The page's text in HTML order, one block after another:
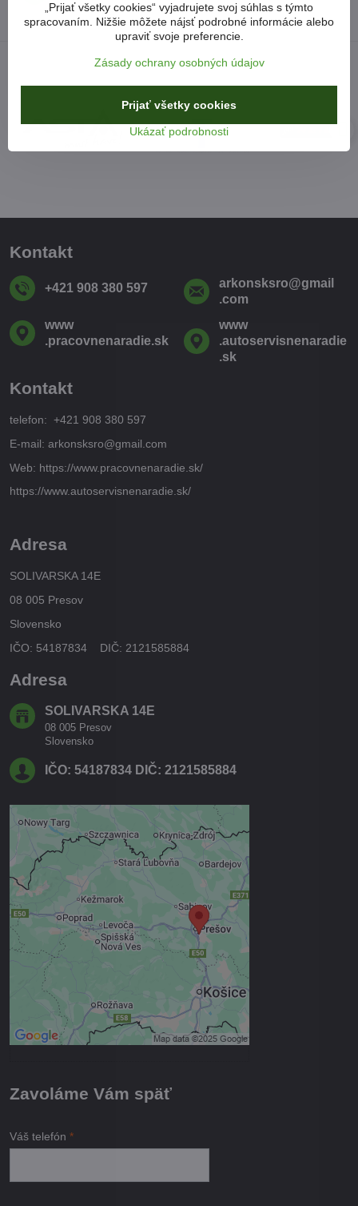
Kontakt
+421 908 380 597
arkonsksro​@gmail​
.com
www​
.pracovnenaradie​.sk
www​
.autoservisnenaradie​
.sk
Kontakt
telefon: +421 908 380 597
E-mail: arkonsksro@gmail.com
Web: https://www.pracovnenaradie.sk/
https://www.autoservisnenaradie.sk/
Adresa
SOLIVARSKA 14E
08 005 Presov
Slovensko
IČO: 54187834 DIČ: 2121585884
Adresa
SOLIVARSKA 14E
08 005 Presov
Slovensko
IČO: 54187834 DIČ: 2121585884
Externý obsah je blokovaný
Voľbami súkromia
Prajete si načítať externý obsah?
Povoliť tentokrát
Povoliť a zapamätať - súhlas s
druhom cookie: Funkčné
Otvoriť obsah v novom okne
Zavoláme Vám späť
Váš telefón *
„Prijať všetky cookies“ vyjadrujete svoj súhlas s týmto
spracovaním. Nižšie môžete nájsť podrobné informácie alebo
upraviť svoje preferencie.
Zásady ochrany osobných údajov
Ukázať podrobnosti
Prijať všetky cookies